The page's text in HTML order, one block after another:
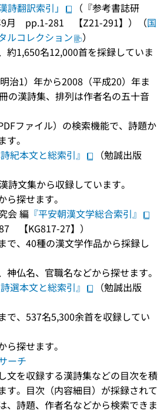
詩翻訳索引」
（『参考書誌研
月 pp.1-281 【Z21-291】）（国
ルコレクション
）
約1,650名12,000首を採録していま
治1）年から2008（平成20）年ま
の漢詩集、排列は作者名の五十音
ファイル）の検索機能で、詩題か
。
詩紀本文と総索引』
（勉誠出版
詩文集から収録しています。
ら探せます。
会 編 『平安朝漢文学総合索引』
【KG817-27】）
で、40種の漢文学作品から採録し
神仏名、官職名などから探せます。
詩選本文と総索引』
（勉誠出版
で、537名5,300余首を収録してい
ら探せます。
ーチ
文を収録する漢詩集などの目次を積
す。目次（内容細目）が採録されて
、詩題、作者名などから検索できま